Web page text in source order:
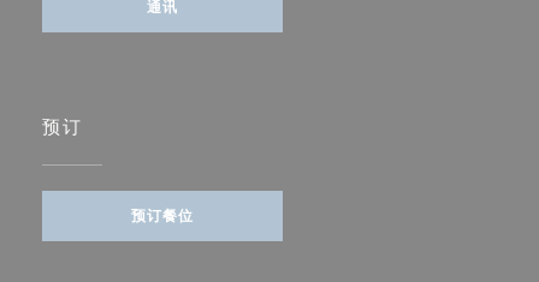
通讯
预订
预订餐位